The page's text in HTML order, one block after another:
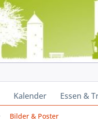
Kalender Essen &
Bilder & Poster